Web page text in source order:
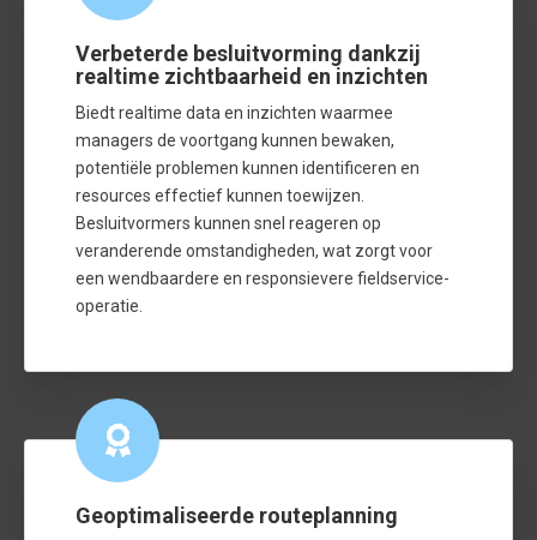
Verbeterde besluitvorming dankzij
realtime zichtbaarheid en inzichten
Biedt realtime data en inzichten waarmee
managers de voortgang kunnen bewaken,
potentiële problemen kunnen identificeren en
resources effectief kunnen toewijzen.
Besluitvormers kunnen snel reageren op
veranderende omstandigheden, wat zorgt voor
een wendbaardere en responsievere fieldservice-
operatie.
Geoptimaliseerde routeplanning